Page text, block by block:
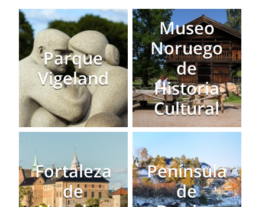
Parque
Vigeland
Museo
Noruego
de
Historia
Cultural
Fortaleza
de
Península
de